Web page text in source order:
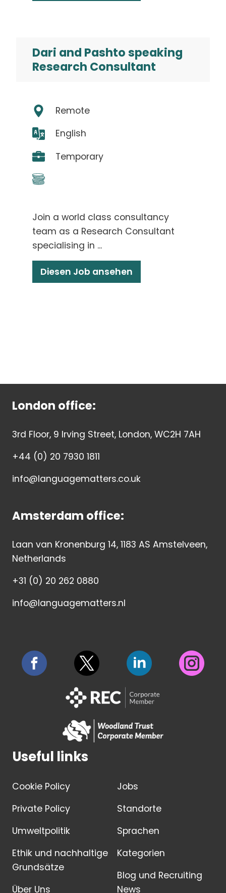
Dari and Pashto speaking
Research Consultant
Remote
English
Temporary
Join a world class consultancy
team as a Research Consultant
specialising in ...
Diesen Job ansehen
London office:
3rd Floor, 9 Irving Street, London, WC2H 7AH
+44 (0) 20 7930 1811
info@languagematters.co.uk
Amsterdam office:
Laan van Kronenburg 14, 1183 AS Amstelveen,
Netherlands
+31 (0) 20 262 0880
info@languagematters.nl
Useful links
Cookie Policy
Private Policy
Umweltpolitik
Ethik und nachhaltige
Grundsätze
Über Uns
Jobs
Standorte
Sprachen
Kategorien
Blog und Recruiting
News